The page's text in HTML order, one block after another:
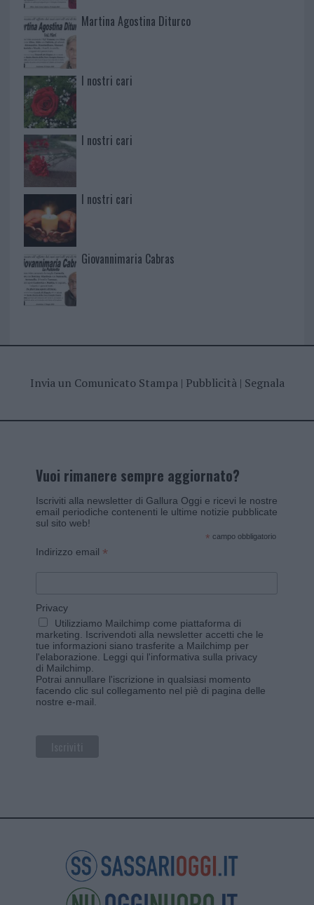
Martina Agostina Diturco
I nostri cari
I nostri cari
I nostri cari
Giovannimaria Cabras
Invia un Comunicato Stampa| Pubblicità| Segnala
Vuoi rimanere sempre aggiornato?
Iscriviti alla newsletter di Gallura Oggi e ricevi le nostre
email periodiche contenenti le ultime notizie pubblicate
sul sito web!
* campo obbligatorio
Indirizzo email *
Privacy
Utilizziamo Mailchimp come piattaforma di
marketing. Iscrivendoti alla newsletter accetti che le
tue informazioni siano trasferite a Mailchimp per
l'elaborazione. Leggi qui l'informativa sulla privacy
di Mailchimp
Potrai annullare l'iscrizione in qualsiasi momento
facendo clic sul collegamento nel piè di pagina delle
nostre e-mail.